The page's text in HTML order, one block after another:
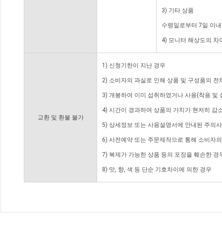
3) 기타 상품
수령일로부터 7일 이
4) 모니터 해상도의 차
교환 및 환불 불가
1) 신청기한이 지난 경우
2) 소비자의 과실로 인해 상품 및 구성품의
3) 개봉하여 이미 섭취하였거나 사용(착용 및
4) 시간이 경과하여 상품의 가치가 현저히 감
5) 상세정보 또는 사용설명서에 안내된 주의
6) 사전예약 또는 주문제작으로 통해 소비자
7) 복제가 가능한 상품 등의 포장을 훼손한 경
8) 맛, 향, 색 등 단순 기호차이에 의한 경우